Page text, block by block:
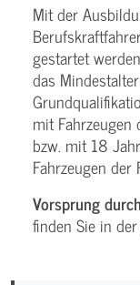
Mit der
gestartet
das
mit
bzw. mit 18
Fahrzeugen der
Vorsprung
finden Sie in der